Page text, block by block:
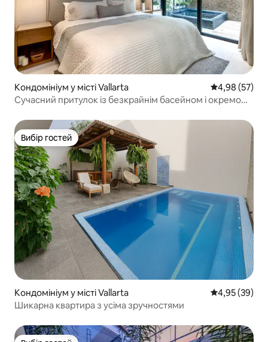
Кондомініум у місті Vallarta Середня
4,98 (57)
Сучасний притулок із безкрайнім басейном і окремою
Вибір гостей
Вибір гостей
Кондомініум у місті Vallarta Середня
4,95 (39)
Шикарна квартира з усіма зручностями